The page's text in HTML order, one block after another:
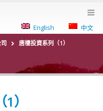
English 中文
唐樓投資系列（1）
）